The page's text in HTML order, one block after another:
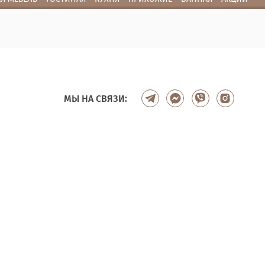
МЫ НА СВЯЗИ: